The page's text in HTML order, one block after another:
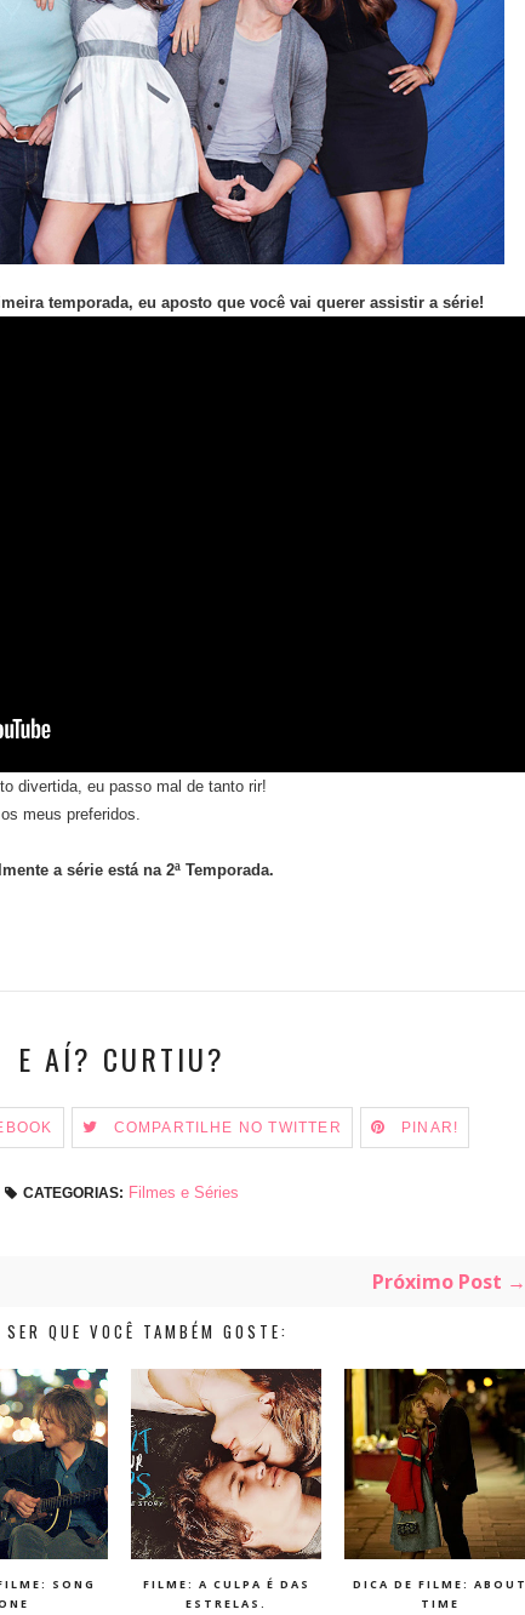
temporada, eu aposto que você vai querer assistir a série!
divertida, eu passo mal de tanto rir!
meus preferidos.
a série está na 2ª Temporada.
E AÍ? CURTIU?
COMPARTILHE NO TWITTER PINAR!
CATEGORIAS: Filmes e Séries
Próximo Post →
SER QUE VOCÊ TAMBÉM GOSTE:
SONG
FILME: A CULPA É DAS
ESTRELAS.
DICA DE FILME: ABOUT
TIME